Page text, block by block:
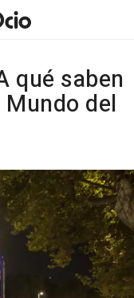
qué saben
del